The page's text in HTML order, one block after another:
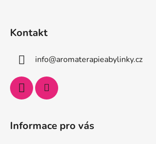
Kontakt
info@aromaterapieabylinky.cz
Informace pro vás